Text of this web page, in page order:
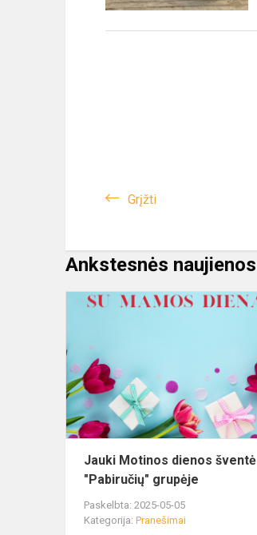
Grįžti
Ankstesnės naujienos
Jauki Motinos dienos šventė
"Pabiručių" grupėje
Paskelbta: 2025-05-05
Kategorija: Pranešimai